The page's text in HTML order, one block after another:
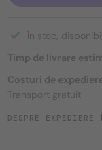
În stoc,
Timp de livrare
Costuri de
Transport gratuit
DESPRE EXPEDIERE